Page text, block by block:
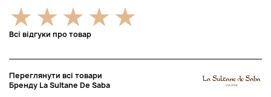
Всі відгуки про товар
Переглянути всі товари
Бренду La Sultane De Saba